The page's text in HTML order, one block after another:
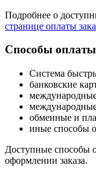
Подробнее о
странице оплаты
Способы оплаты
Система
банковские
обменные и
иные способы
Доступные способы
оформлении заказа.